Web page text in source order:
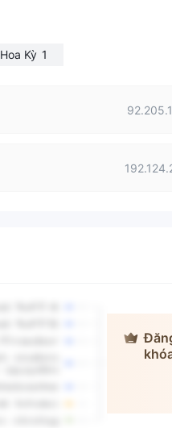
Hoa Kỳ 1